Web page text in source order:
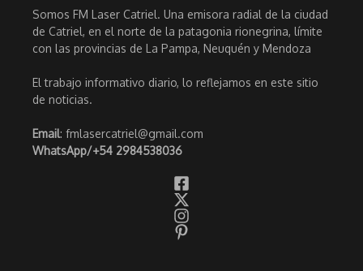
Somos FM Laser Catriel. Una emisora radial de la ciudad
de Catriel, en el norte de la patagonia rionegrina, límite
con las provincias de La Pampa, Neuquén y Mendoza
El trabajo informativo diario, lo reflejamos en este sitio
de noticias.
Email: fmlasercatriel@gmail.com
WhatsApp/+54 2984538036